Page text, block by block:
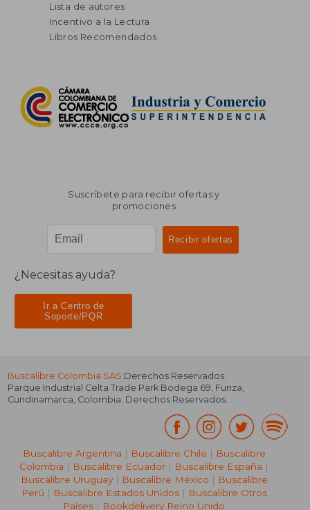
Lista de autores
Incentivo a la Lectura
Libros Recomendados
Suscríbete para recibir ofertas y
promociones
¿Necesitas ayuda?
Ir a Centro de
Soporte/PQR
Buscalibre Colombia SAS Derechos Reservados.
Parque Industrial Celta Trade Park Bodega 69, Funza,
Cundinamarca, Colombia. Derechos Reservados.
Buscalibre Argentina | Buscalibre Chile | Buscalibre
Colombia | Buscalibre Ecuador | Buscalibre España |
Buscalibre Uruguay| Buscalibre México | Buscalibre
Perú | Buscalibre Estados Unidos| Buscalibre Otros
Países | Bookdelivery Reino Unido